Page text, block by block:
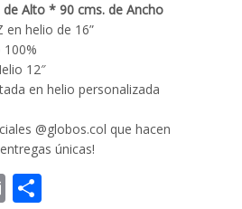
de Alto * 90 cms. de Ancho
en helio de 16”
12″
en helio personalizada
@globos.col que hacen
únicas!
Email